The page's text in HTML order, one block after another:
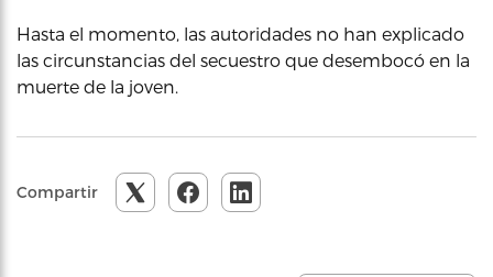
Hasta el momento, las autoridades no han explicado
las circunstancias del secuestro que desembocó en la
muerte de la joven.
Compartir